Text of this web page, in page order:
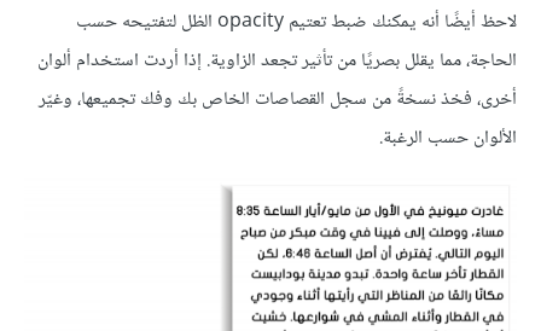
لاحظ أيضًا أنه يمكنك ضبط تعتيم opacity الظل لتفتيحه حسب
الحاجة، مما يقلل بصريًا من تأثير تجعد الزاوية. إذا أردت استخدام ألوان
أخرى، فخذ نسخةً من سجل القصاصات الخاص بك وفك تجميعها، وغيّر
الألوان حسب الرغبة.